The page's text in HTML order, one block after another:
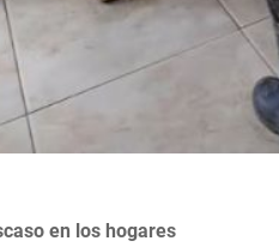
en los hogares